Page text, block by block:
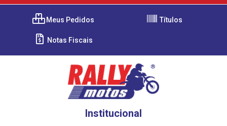
Meus Pedidos Títulos
Notas Fiscais
Institucional